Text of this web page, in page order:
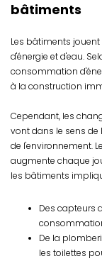
bâtiments
Les bâtiments
d'énergie et d'eau.
consommation
à la construction
Cependant, les
vont dans le sens
de l'environnement.
augmente chaque
les bâtiments
Des capteurs
De la
les toilettes